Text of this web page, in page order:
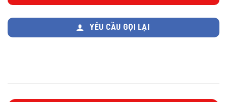
YÊU CẦU GỌI LẠI